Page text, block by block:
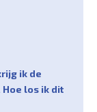
ik de
los ik dit